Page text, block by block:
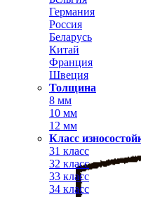
Германия
Россия
Беларусь
Китай
Франция
Швеция
Толщина
8 мм
10 мм
12 мм
Класс
31 класс
32 класс
33 класс
34 класс